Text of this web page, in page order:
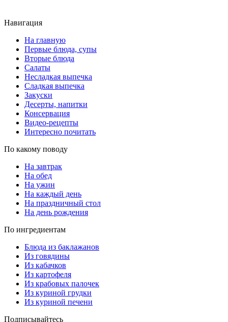
Навигация
На главную
Первые блюда, супы
Вторые блюда
Салаты
Несладкая выпечка
Сладкая выпечка
Закуски
Десерты, напитки
Консервация
Видео-рецепты
Интересно почитать
По какому поводу
На завтрак
На обед
На ужин
На каждый день
На праздничный стол
На день рождения
По ингредиентам
Блюда из баклажанов
Из говядины
Из кабачков
Из картофеля
Из крабовых палочек
Из куриной грудки
Из куриной печени
Подписывайтесь